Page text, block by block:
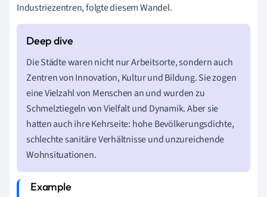
Industriezentren, folgte diesem Wandel.
Die Städte waren nicht nur Arbeitsorte, sondern auch
Zentren von Innovation, Kultur und Bildung. Sie zogen
eine Vielzahl von Menschen an und wurden zu
Schmelztiegeln von Vielfalt und Dynamik. Aber sie
hatten auch ihre Kehrseite: hohe Bevölkerungsdichte,
schlechte sanitäre Verhältnisse und unzureichende
Wohnsituationen.